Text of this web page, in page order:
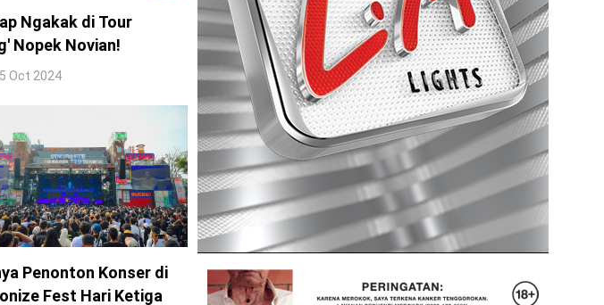
Ngakak di Tour
Nopek Novian!
Oct 2024
Penonton Konser di
Fest Hari Ketiga